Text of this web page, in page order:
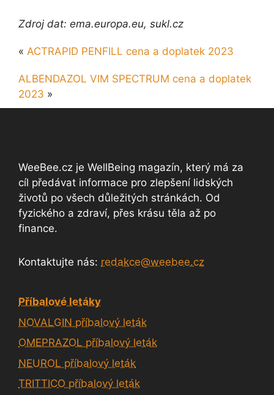
Zdroj dat: ema.europa.eu, sukl.cz
« ACTRAPID PENFILL cena a doplatek 2023
ALBENDAZOL VIM SPECTRUM cena a doplatek
2023 »
WeeBee.cz je WellBeing magazín, který má za
cíl předávat informace pro zlepšení lidských
životů po všech důležitých stránkách. Od
fyzického a zdraví, přes krásu těla až po
finance.
Kontaktujte nás: redakce@weebee.cz
Příbalové letáky
NOVALGIN příbalový leták
OMEPRAZOL příbalový leták
NEUROL příbalový leták
TRITTICO příbalový leták